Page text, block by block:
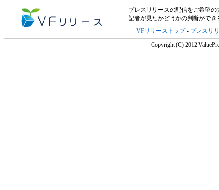
プレスリリースの配信をご希望の
記者が見たかどうかの判断がで
VFリリーストップ- プレスリ
Copyright (C) 2012